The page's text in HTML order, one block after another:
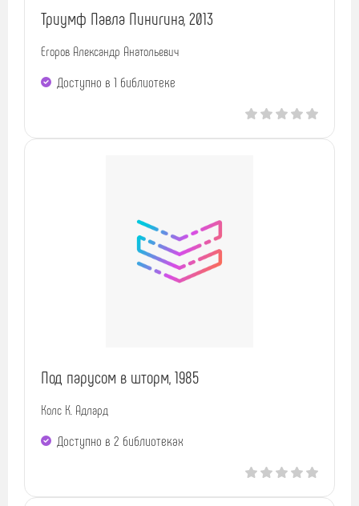
Триумф Павла Пинигина, 2013
Егоров Александр Анатольевич
Доступно в 1 библиотекe
Под парусом в шторм, 1985
Колс К. Адлард
Доступно в 2 библиотеках